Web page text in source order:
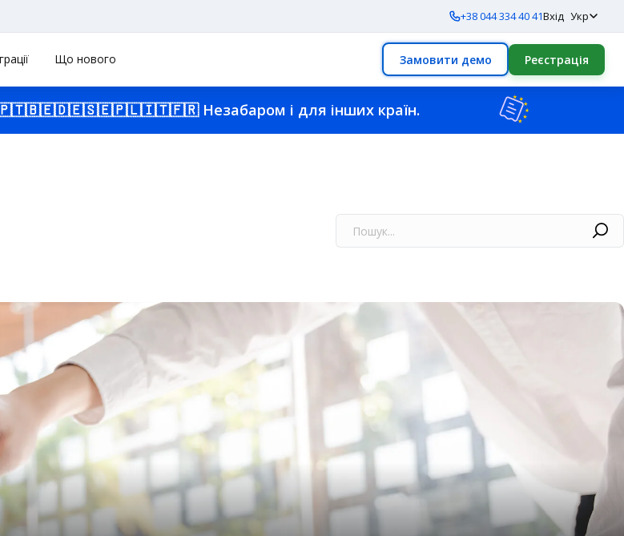
+38 044 334 40 41Вхід Укр
Що нового Замовити демо Реєстрація
🇧🇪🇩🇪🇸🇪🇵🇱🇮🇹🇫🇷Незабаром і для інших країн.